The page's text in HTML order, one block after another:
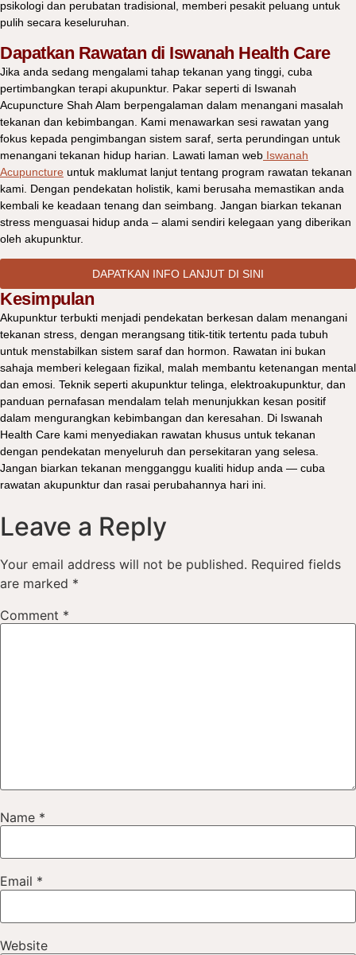
psikologi dan perubatan tradisional, memberi pesakit peluang untuk
pulih secara keseluruhan.
Dapatkan Rawatan di Iswanah Health Care
Jika anda sedang mengalami tahap tekanan yang tinggi, cuba
pertimbangkan terapi akupunktur. Pakar seperti di Iswanah
Acupuncture Shah Alam berpengalaman dalam menangani masalah
tekanan dan kebimbangan. Kami menawarkan sesi rawatan yang
fokus kepada pengimbangan sistem saraf, serta perundingan untuk
menangani tekanan hidup harian. Lawati laman web Iswanah
Acupuncture untuk maklumat lanjut tentang program rawatan tekanan
kami. Dengan pendekatan holistik, kami berusaha memastikan anda
kembali ke keadaan tenang dan seimbang. Jangan biarkan tekanan
stress menguasai hidup anda – alami sendiri kelegaan yang diberikan
oleh akupunktur.
DAPATKAN INFO LANJUT DI SINI
Kesimpulan
Akupunktur terbukti menjadi pendekatan berkesan dalam menangani
tekanan stress, dengan merangsang titik-titik tertentu pada tubuh
untuk menstabilkan sistem saraf dan hormon. Rawatan ini bukan
sahaja memberi kelegaan fizikal, malah membantu ketenangan mental
dan emosi. Teknik seperti akupunktur telinga, elektroakupunktur, dan
panduan pernafasan mendalam telah menunjukkan kesan positif
dalam mengurangkan kebimbangan dan keresahan. Di Iswanah
Health Care kami menyediakan rawatan khusus untuk tekanan
dengan pendekatan menyeluruh dan persekitaran yang selesa.
Jangan biarkan tekanan mengganggu kualiti hidup anda — cuba
rawatan akupunktur dan rasai perubahannya hari ini.
Leave a Reply
Your email address will not be published. Required fields
are marked *
Comment *
Name *
Email *
Website